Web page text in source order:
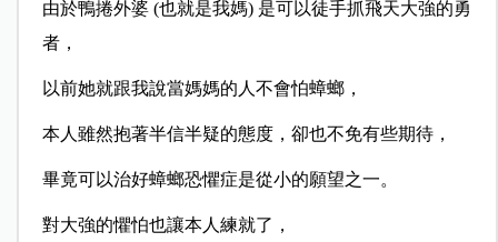
由於鴨捲外婆 (也就是我媽) 是可以徒手抓飛天大強的勇
者，
以前她就跟我說當媽媽的人不會怕蟑螂，
本人雖然抱著半信半疑的態度，卻也不免有些期待，
畢竟可以治好蟑螂恐懼症是從小的願望之一。
對大強的懼怕也讓本人練就了，